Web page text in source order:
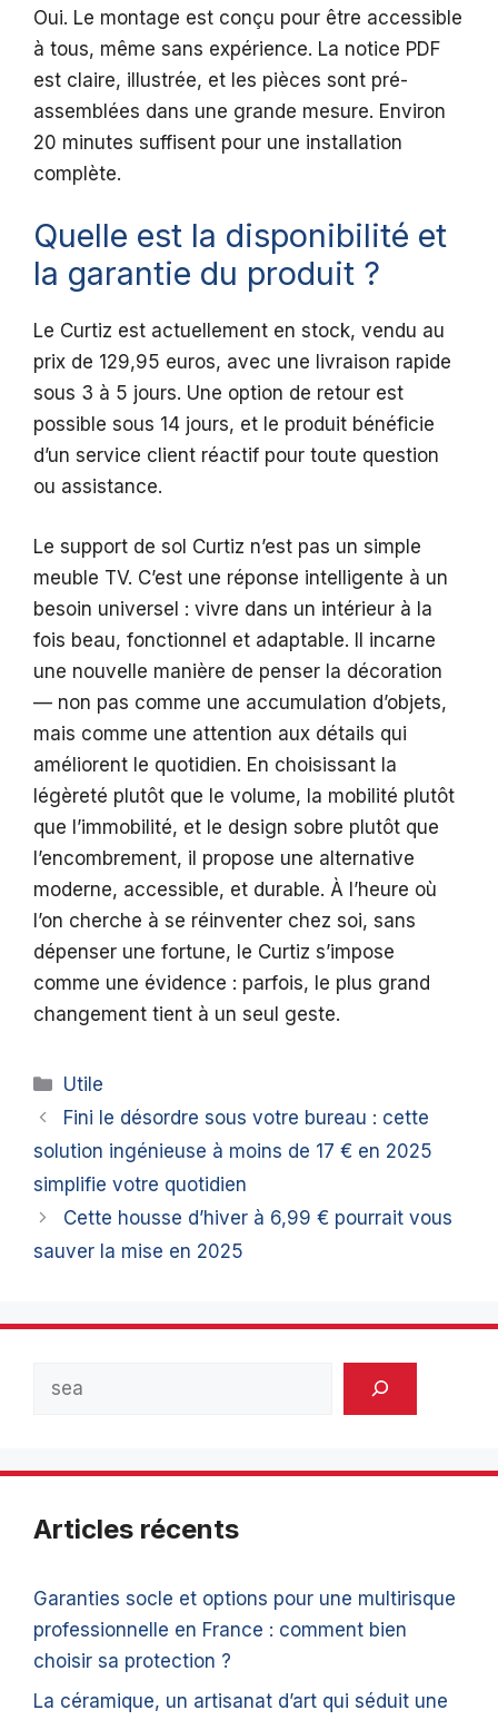
Oui. Le montage est conçu pour être accessible
à tous, même sans expérience. La notice PDF
est claire, illustrée, et les pièces sont pré-
assemblées dans une grande mesure. Environ
20 minutes suffisent pour une installation
complète.
Quelle est la disponibilité et
la garantie du produit ?
Le Curtiz est actuellement en stock, vendu au
prix de 129,95 euros, avec une livraison rapide
sous 3 à 5 jours. Une option de retour est
possible sous 14 jours, et le produit bénéficie
d’un service client réactif pour toute question
ou assistance.
Le support de sol Curtiz n’est pas un simple
meuble TV. C’est une réponse intelligente à un
besoin universel : vivre dans un intérieur à la
fois beau, fonctionnel et adaptable. Il incarne
une nouvelle manière de penser la décoration
— non pas comme une accumulation d’objets,
mais comme une attention aux détails qui
améliorent le quotidien. En choisissant la
légèreté plutôt que le volume, la mobilité plutôt
que l’immobilité, et le design sobre plutôt que
l’encombrement, il propose une alternative
moderne, accessible, et durable. À l’heure où
l’on cherche à se réinventer chez soi, sans
dépenser une fortune, le Curtiz s’impose
comme une évidence : parfois, le plus grand
changement tient à un seul geste.
Catégories
Utile
Fini le désordre sous votre bureau : cette
solution ingénieuse à moins de 17 € en 2025
simplifie votre quotidien
Cette housse d’hiver à 6,99 € pourrait vous
sauver la mise en 2025
Articles récents
Garanties socle et options pour une multirisque
professionnelle en France : comment bien
choisir sa protection ?
La céramique, un artisanat d’art qui séduit une